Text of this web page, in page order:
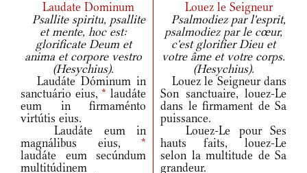
Laudate Dominum
Louez le Seigneur
Psallite spiritu, psallite
et mente, hoc est:
glorificate Deum et
anima et corpore vestro
(Hesychius).
Psalmodiez par l'esprit,
psalmodiez par le cœur,
c'est glorifier Dieu et
votre âme et votre corps.
(Hesychius).
Laudáte Dóminum in
sanctuário eius,* laudáte
eum in firmaménto
virtútis eius.
Louez le Seigneur dans
Son sanctuaire, louez-Le
dans le firmament de Sa
puissance.
Laudáte eum in
magnálibus eius, *
laudáte eum secúndum
multitúdinem
Louez-Le pour Ses
hauts faits, louez-Le
selon la multitude de Sa
grandeur.